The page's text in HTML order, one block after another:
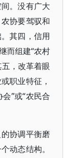
。没有广大
协要驾驭和
其四，信用
而组建“农村
，改革着眼
职业特征，
”或“农民合
协调平衡磨
动态结构。